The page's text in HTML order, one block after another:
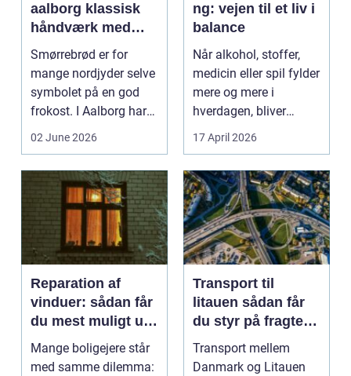
aalborg klassisk
håndværk med
moderne twist
Smørrebrød er for
mange nordjyder selve
symbolet på en god
frokost. I Aalborg har
den klassiske spis...
02 June 2026
ng: vejen til et liv i
balance
Når alkohol, stoffer,
medicin eller spil fylder
mere og mere i
hverdagen, bliver
grænsen...
17 April 2026
Reparation af
vinduer: sådan får
du mest muligt ud
af dine gamle
vinduer
Mange boligejere står
med samme dilemma:
Transport til
litauen sådan får
du styr på fragten
til baltikum
Transport mellem
Danmark og Litauen